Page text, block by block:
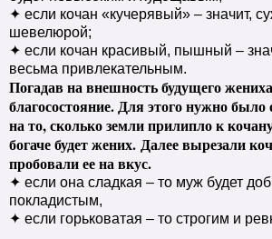
✦ если кочан «кучерявый» – значит,
шевелюрой;
✦ если кочан красивый, пышный –
весьма привлекательным.
Погадав на внешность будущего
благосостояние. Для этого нужно
на то, сколько земли прилипло к
богаче будет жених. Далее вырезали
пробовали ее на вкус.
✦ если она сладкая – то муж будет
покладистым,
✦ если горьковатая – то строгим и